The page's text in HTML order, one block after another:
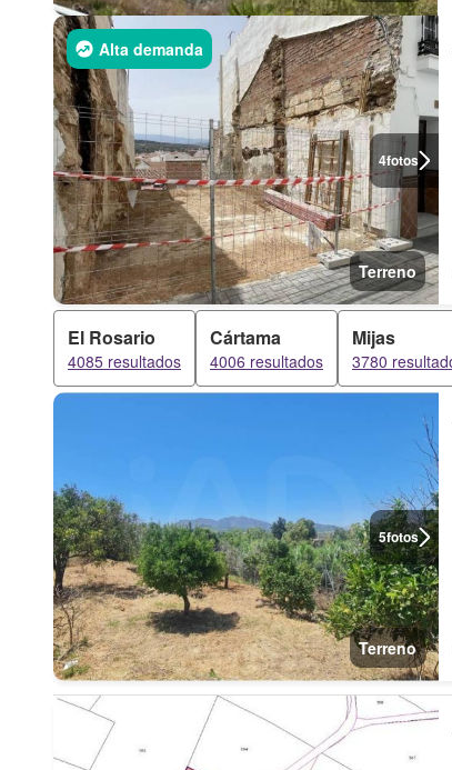
4fotos
Alta demanda
Terreno
El Rosario
4085 resultados
Cártama
4006 resultados
Mijas
3780
5fotos
Terreno